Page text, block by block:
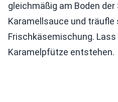
gleichmäßig am Boden
Karamellsauce und träufle
Frischkäsemischung.
Karamelpfütze entstehen.